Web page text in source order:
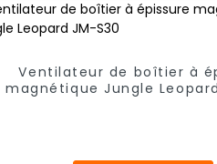
Ventilateur de boîtier à
magnétique Jungle